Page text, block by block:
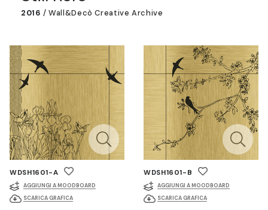
2016 / Wall&decò Creative Archive
WDSH1601-A
AGGIUNGI A MOODBOARD
SCARICA GRAFICA
WDSH1601-B
AGGIUNGI A MOODBOARD
SCARICA GRAFICA